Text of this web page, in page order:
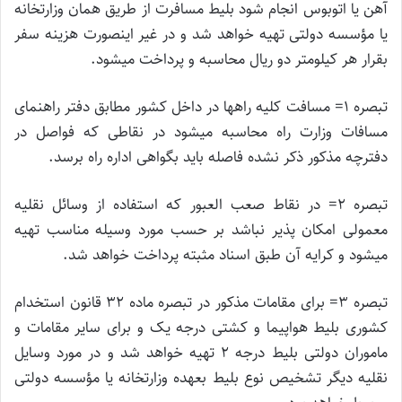
آهن یا اتوبوس انجام شود بلیط مسافرت از طریق همان وزارتخانه
یا مؤسسه دولتی تهیه خواهد شد و در غیر اینصورت هزینه سفر
بقرار هر کیلومتر دو ریال محاسبه و پرداخت میشود.
تبصره ۱= مسافت کلیه راهها در داخل کشور مطابق دفتر راهنمای
مسافات وزارت راه محاسبه میشود در نقاطی که فواصل در
دفترچه مذکور ذکر نشده فاصله باید بگواهی اداره راه برسد.
تبصره ۲= در نقاط صعب العبور که استفاده از وسائل نقلیه
معمولی امکان پذیر نباشد بر حسب مورد وسیله مناسب تهیه
میشود و کرایه آن طبق اسناد مثبته پرداخت خواهد شد.
تبصره ۳= برای مقامات مذکور در تبصره ماده ۳۲ قانون استخدام
کشوری بلیط هواپیما و کشتی درجه یک و برای سایر مقامات و
ماموران دولتی بلیط درجه ۲ تهیه خواهد شد و در مورد وسایل
نقلیه دیگر تشخیص نوع بلیط بعهده وزارتخانه یا مؤسسه دولتی